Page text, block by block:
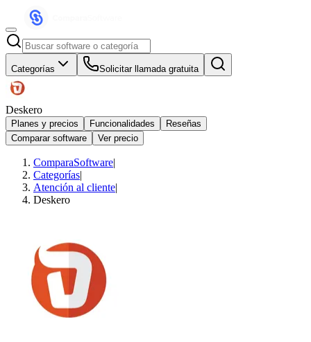
Categorías Solicitar llamada gratuita
Deskero
Planes y precios Funcionalidades
Reseñas
Comparar software
Ver precio
ComparaSoftware|
Categorías|
Atención al cliente|
Deskero